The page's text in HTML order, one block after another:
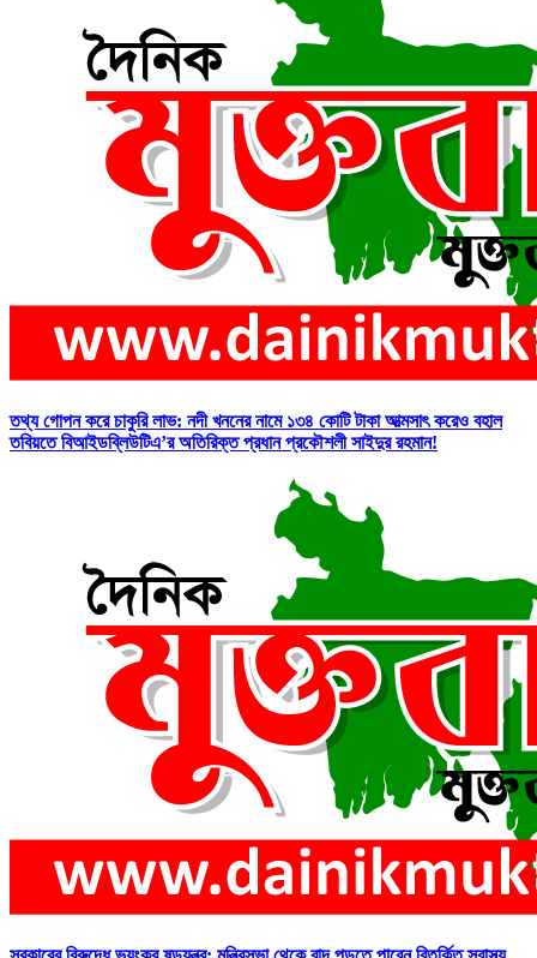
তথ্য গোপন করে চাকুরি লাভ: নদী খননের নামে ১৩৪ কোটি টাকা আত্মসাৎ করেও বহাল
তবিয়তে বিআইডব্লিউটিএ’র অতিরিক্ত প্রধান প্রকৌশলী সাইদুর রহমান!